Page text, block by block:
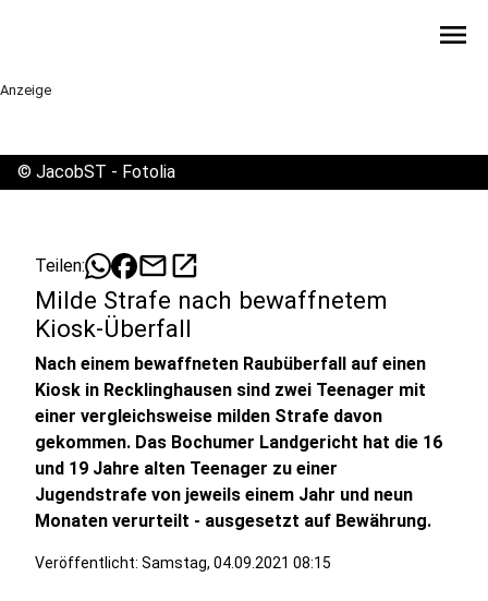
menu
Anzeige
© JacobST - Fotolia
Teilen: mailopen_in_new
Milde Strafe nach bewaffnetem
Kiosk-Überfall
Nach einem bewaffneten Raubüberfall auf einen
Kiosk in Recklinghausen sind zwei Teenager mit
einer vergleichsweise milden Strafe davon
gekommen. Das Bochumer Landgericht hat die 16
und 19 Jahre alten Teenager zu einer
Jugendstrafe von jeweils einem Jahr und neun
Monaten verurteilt - ausgesetzt auf Bewährung.
Veröffentlicht: Samstag, 04.09.2021 08:15